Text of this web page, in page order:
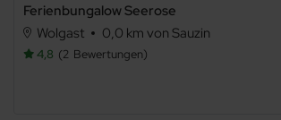
Ferienbungalow Seerose
Wolgast
0,0 km von Sauzin
4,8 2 Bewertungen